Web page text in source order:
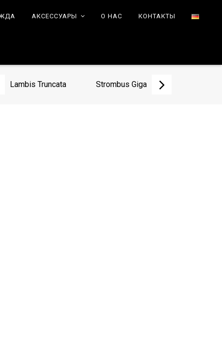
АКСЕССУАРЫ О НАС КОНТАКТЫ
Lambis Truncata Strombus Giga